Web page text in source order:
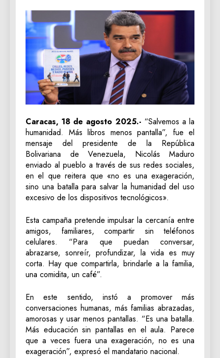
Caracas, 18 de agosto 2025.- “Salvemos a la
humanidad. Más libros menos pantalla”, fue el
mensaje del presidente de la República
Bolivariana de Venezuela, Nicolás Maduro
enviado al pueblo a través de sus redes sociales,
en el que reitera que «no es una exageración,
sino una batalla para salvar la humanidad del uso
excesivo de los dispositivos tecnológicos».
Esta campaña pretende impulsar la cercanía entre
amigos, familiares, compartir sin teléfonos
celulares. “Para que puedan conversar,
abrazarse, sonreír, profundizar, la vida es muy
corta. Hay que compartirla, brindarle a la familia,
una comidita, un café”.
En este sentido, instó a promover más
conversaciones humanas, más familias abrazadas,
amorosas y usar menos pantallas. “Es una batalla.
Más educación sin pantallas en el aula. Parece
que a veces fuera una exageración, no es una
exageración”, expresó el mandatario nacional.